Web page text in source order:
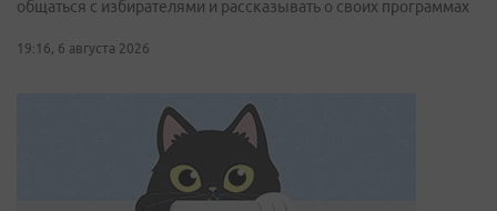
общаться с избирателями и рассказывать о своих программах
19:16, 6 августа 2026